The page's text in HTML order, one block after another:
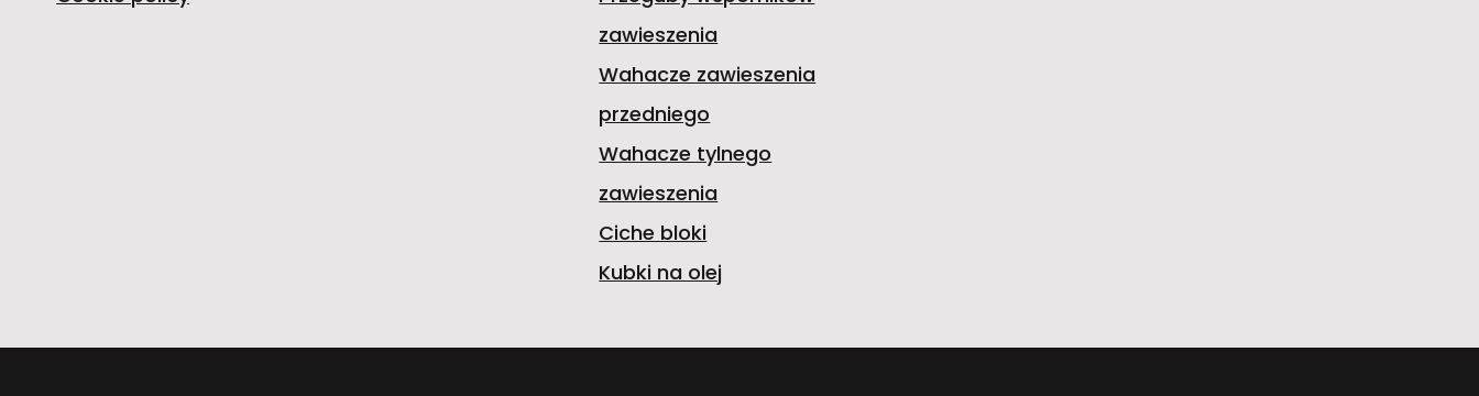
zawieszenia
Wahacze zawieszenia
przedniego
Wahacze tylnego
zawieszenia
Ciche bloki
Kubki na olej